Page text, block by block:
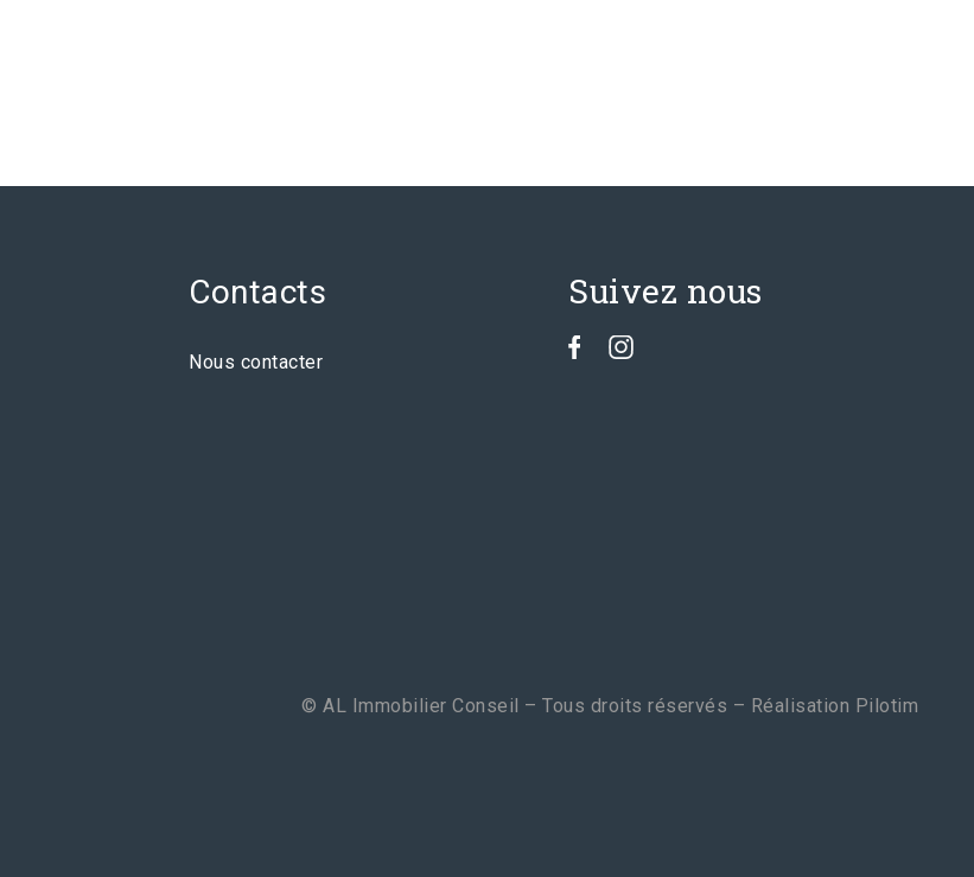
Contacts
Nous contacter
Suivez nous
© AL Immobilier Conseil – Tous droits réservés – Réalisation Pilotim